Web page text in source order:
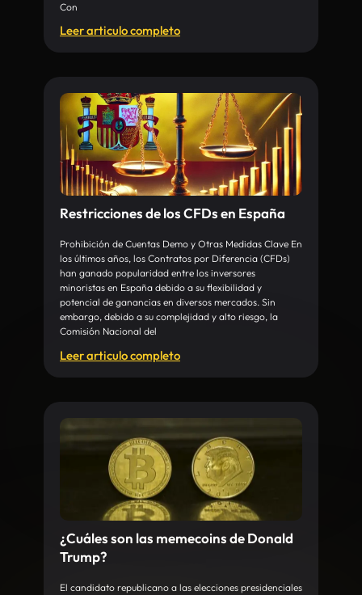
Con
Leer articulo completo
Restricciones de los CFDs en España
Prohibición de Cuentas Demo y Otras Medidas Clave En
los últimos años, los Contratos por Diferencia (CFDs)
han ganado popularidad entre los inversores
minoristas en España debido a su flexibilidad y
potencial de ganancias en diversos mercados. Sin
embargo, debido a su complejidad y alto riesgo, la
Comisión Nacional del
Leer articulo completo
¿Cuáles son las memecoins de Donald
Trump?
El candidato republicano a las elecciones presidenciales